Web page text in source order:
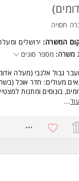
חסויה
המשרה: ירושלים ו
משרה: מספר סוגים
גבול אלנבי (מעלה
מעולים: חדר אוכל
בונוסים ומתנות
התפקיד: קבלת קהל
במשמרות:
עוד...